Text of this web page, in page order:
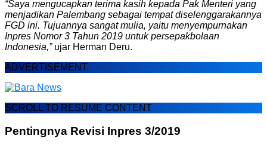
“Saya mengucapkan terima kasih kepada Pak Menteri yang
menjadikan Palembang sebagai tempat diselenggarakannya
FGD ini. Tujuannya sangat mulia, yaitu menyempurnakan
Inpres Nomor 3 Tahun 2019 untuk persepakbolaan
Indonesia,”ujar Herman Deru.
ADVERTISEMENT
SCROLL TO RESUME CONTENT
Pentingnya Revisi Inpres 3/2019